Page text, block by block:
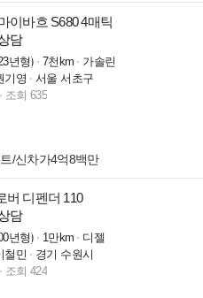
이바흐 S680 4매틱
담
년형) 7천km
가솔린
기영
서울 서초구
조회 635
/신차가4억8백만
버 디펜더 110
담
년형) 1만km
디젤
철민
경기 수원시
조회 424